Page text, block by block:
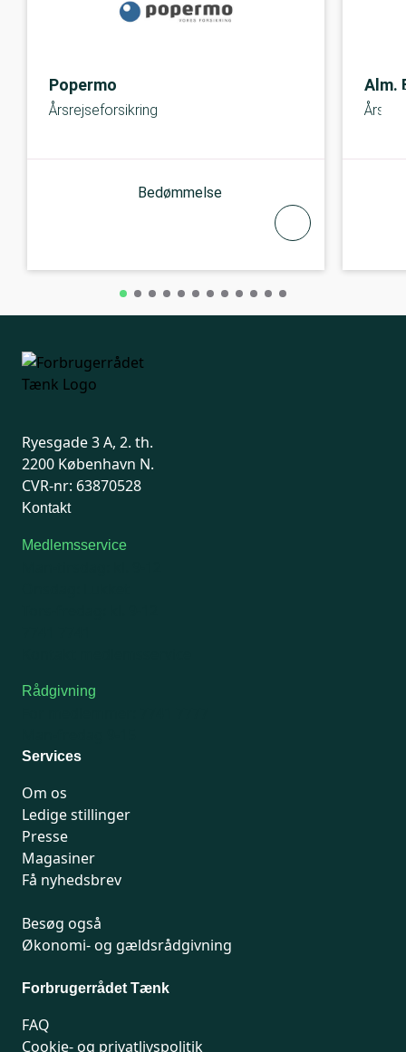
Popermo
Årsrejseforsikring
Bedømmelse
Alm.
Ryesgade 3 A, 2. th.
2200 København N.
CVR-nr: 63870528
Kontakt
Medlemsservice
Rådgivning
Services
Om os
Ledige stillinger
Presse
Magasiner
Få nyhedsbrev
Besøg også
Økonomi- og gældsrådgivning
Forbrugerrådet Tænk
FAQ
Cookie- og privatlivspolitik